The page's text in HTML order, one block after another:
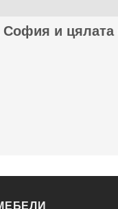
и цялата